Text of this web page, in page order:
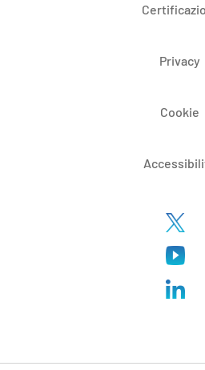
Privacy
Cookie